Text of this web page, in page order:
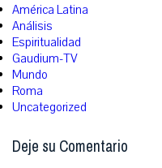
América Latina
Análisis
Espiritualidad
Gaudium-TV
Mundo
Roma
Uncategorized
Deje su Comentario